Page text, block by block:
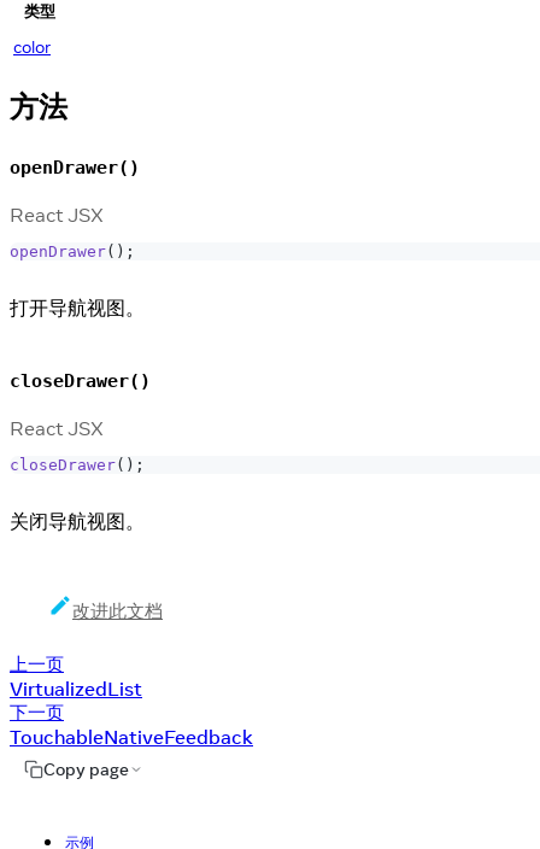
类型
color
方法
openDrawer()
React JSX
openDrawer( ) ;
打开导航视图。
closeDrawer()
React JSX
closeDrawer( ) ;
关闭导航视图。
改进此文档
上一页
VirtualizedList
下一页
TouchableNativeFeedback
Copy page
示例